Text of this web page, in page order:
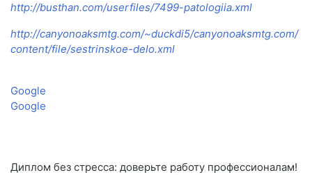
http://busthan.com/userfiles/7499-patologiia.xml
http://canyonoaksmtg.com/~duckdi5/canyonoaksmtg.com/
content/file/sestrinskoe-delo.xml
Google
Google
Диплом без стресса: доверьте работу профессионалам!